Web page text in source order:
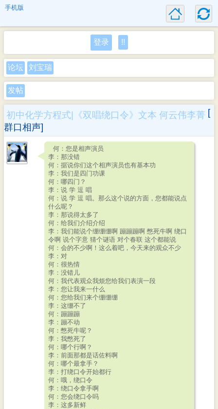
手机版
登录 !!
论坛 刘宝瑞
发帖
初中化学方程式|《双唱绕口令》文本 何云伟李菁 [
群口相声]
何：您是相声演员
李：那没错
何：据说你们这个相声演员也有基本功
李：我们是四门功课
何：哪四门？
李：说 学 逗 唱
何：说 学 逗 唱。那么这个说的方面，您都能说点
什么呢？
李：那说得太多了
何：给我们介绍介绍
李：我们能说个绷绷绷啊 蹦蹦蹦啊 憋死牛啊 绕口
令啊 说个字意 猜个谜语 对个春联 这个都能说
何：会的不少啊！这么着吧，今天来的观众不少
李：对
何：很热情
李：没错儿
何：我代表观众我烦您给我们表演一段
李：您让我来一什么
何：您给我们来个绷绷绷
李：这绷不了
何：蹦蹦蹦
李：蹦不动
何：憋死牛呢？
李：我憋死了
何：哪个行啊？
李：前面那都是话佐料啊
何：哪个最拿手？
李：打绕口令开始都行
何：哦，绕口令
李：绕口令拿手啊
何：您会绕口令吗
李：这多新鲜